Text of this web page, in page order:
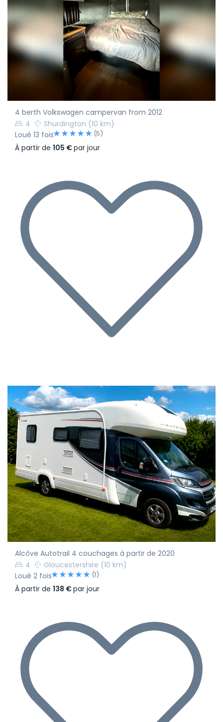
4 berth Volkswagen campervan from 2012
4
Shurdington (10 km)
Loué 13 fois
(5)
À partir de 105 €par jour
Alcôve Autotrail 4 couchages à partir de 2020
4
Gloucestershire (10 km)
Loué 2 fois
(1)
À partir de 138 €par jour